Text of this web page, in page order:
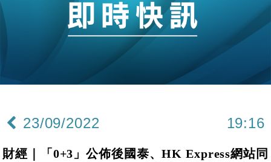
財經｜恒隆10月換帥 玩具「反」斗城亞洲CEO蔡德
15:11
財經｜韓股反覆波動收跌 連挫7周創逾3年最長跌勢
財經｜內地7月美元計價出口增近24%勝預期 貿易順
11:12
國際｜特朗普料美伊戰事快結束 承認部分彈藥庫存緊
財經｜SA售股自救後再出手 斥4億美元押注未上市公
23/09/2022 19:16
財經｜「0+3」公佈後國泰、HK Express網站同